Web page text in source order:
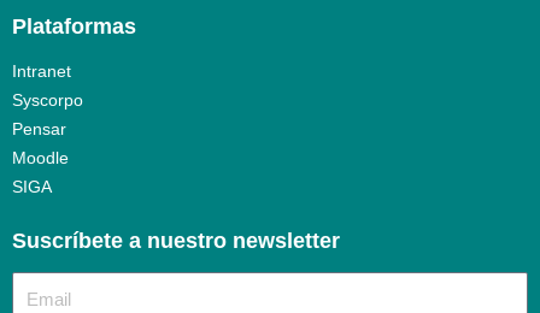
Plataformas
Intranet
Syscorpo
Pensar
Moodle
SIGA
Suscríbete a nuestro newsletter​